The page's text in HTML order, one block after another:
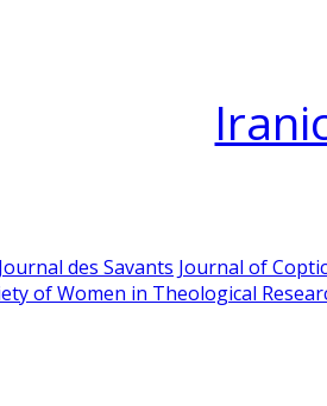
Journal des Savants Journal of
of Women in Theological